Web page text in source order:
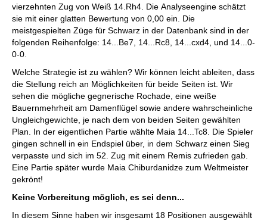
vierzehnten Zug von Weiß 14.Rh4. Die Analyseengine schätzt
sie mit einer glatten Bewertung von 0,00 ein. Die
meistgespielten Züge für Schwarz in der Datenbank sind in der
folgenden Reihenfolge: 14...Be7, 14...Rc8, 14...cxd4, und 14...0-
0-0.
Welche Strategie ist zu wählen? Wir können leicht ableiten, dass
die Stellung reich an Möglichkeiten für beide Seiten ist. Wir
sehen die mögliche gegnerische Rochade, eine weiße
Bauernmehrheit am Damenflügel sowie andere wahrscheinliche
Ungleichgewichte, je nach dem von beiden Seiten gewählten
Plan. In der eigentlichen Partie wählte Maia 14...Tc8. Die Spieler
gingen schnell in ein Endspiel über, in dem Schwarz einen Sieg
verpasste und sich im 52. Zug mit einem Remis zufrieden gab.
Eine Partie später wurde Maia Chiburdanidze zum Weltmeister
gekrönt!
Keine Vorbereitung möglich, es sei denn...
In diesem Sinne haben wir insgesamt 18 Positionen ausgewählt